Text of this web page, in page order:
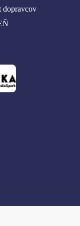
dopravcov